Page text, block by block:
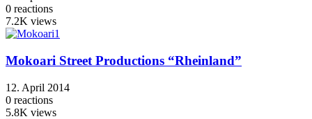
0 reactions
7.2K views
Mokoari Street Productions “Rheinland”
12. April 2014
0 reactions
5.8K views